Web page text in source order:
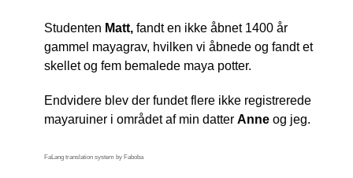
Studenten Matt, fandt en ikke åbnet 1400 år
gammel mayagrav, hvilken vi åbnede og fandt et
skellet og fem bemalede maya potter.
Endvidere blev der fundet flere ikke registrerede
mayaruiner i området af min datter Anne og jeg.
FaLang translation system by Faboba